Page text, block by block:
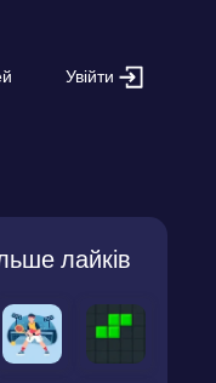
Увійти
лайків